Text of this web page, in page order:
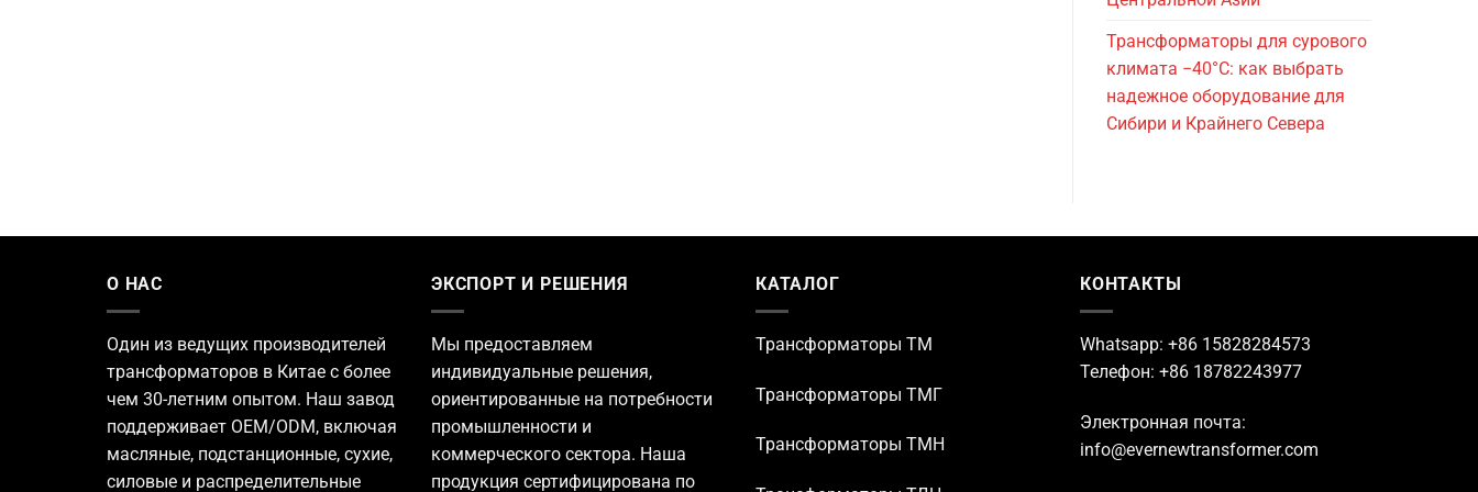
Трансформаторы для сурового
климата −40°C: как выбрать
надежное оборудование для
Сибири и Крайнего Севера
О НАС
Один из ведущих производителей
трансформаторов в Китае с более
чем 30-летним опытом. Наш завод
поддерживает OEM/ODM, включая
масляные, подстанционные, сухие,
силовые и распределительные
ЭКСПОРТ И РЕШЕНИЯ
Мы предоставляем
индивидуальные решения,
ориентированные на потребности
промышленности и
коммерческого сектора. Наша
продукция сертифицирована по
КАТАЛОГ
Трансформаторы TM
Трансформаторы ТМГ
Трансформаторы ТМН
КОНТАКТЫ
Whatsapp: +86 15828284573
Телефон: +86 18782243977
Электронная почта:
info@evernewtransformer.com